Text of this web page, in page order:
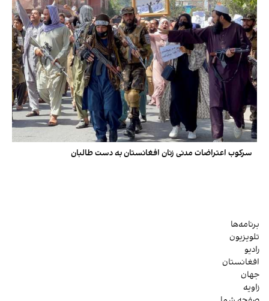
سرکوب اعتراضات مدنی زنان افغانستان به دست طالبان
برنامه‌ها
تلویزیون
رادیو
افغانستان
جهان
زاویه